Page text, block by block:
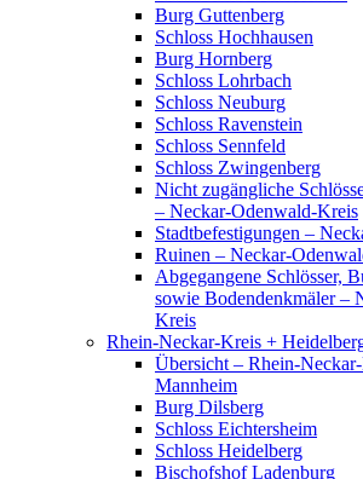
Burg Guttenberg
Schloss Hochhausen
Burg Hornberg
Schloss Lohrbach
Schloss Neuburg
Schloss Ravenstein
Schloss Sennfeld
Schloss Zwingenberg
Nicht zugängliche
– Neckar-Odenwald-Kreis
Stadtbefestigungen –
Ruinen – Neckar-
Abgegangene Schlösser,
sowie Bodendenkmäler –
Kreis
Rhein-Neckar-Kreis +
Übersicht – Rhein-
Mannheim
Burg Dilsberg
Schloss Eichtersheim
Schloss Heidelberg
Bischofshof Ladenburg